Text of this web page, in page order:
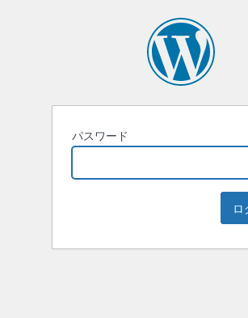
パスワード